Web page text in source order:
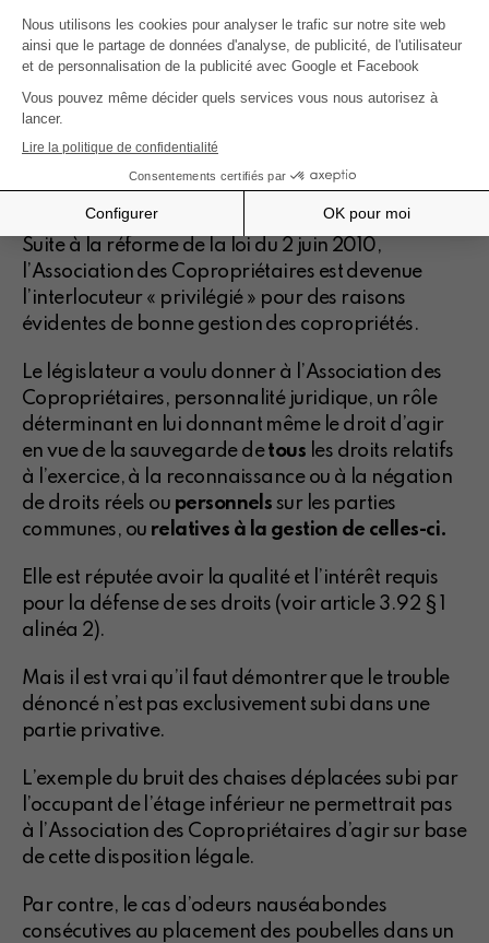
Quelles sont les règles à suivre pour
convoquer une assemblée générale ?
Comment mettre un point à l'ordre du jour ?
Comme
Commander
Suite à la réforme de la loi du 2 juin 2010,
l’Association des Copropriétaires est devenue
l’interlocuteur « privilégié » pour des raisons
évidentes de bonne gestion des copropriétés.
Le législateur a voulu donner à l’Association des
Copropriétaires, personnalité juridique, un rôle
déterminant en lui donnant même le droit d’agir
en vue de la sauvegarde detous les droits relatifs
à l’exercice, à la reconnaissance ou à la négation
de droits réels ou personnels sur les parties
communes, ou relatives à la gestion de celles-ci.
Elle est réputée avoir la qualité et l’intérêt requis
pour la défense de ses droits (voir article 3.92 § 1
alinéa 2).
Mais il est vrai qu’il faut démontrer que le trouble
dénoncé n’est pas exclusivement subi dans une
partie privative.
L’exemple du bruit des chaises déplacées subi par
l’occupant de l’étage inférieur ne permettrait pas
à l’Association des Copropriétaires d’agir sur base
de cette disposition légale.
Par contre, le cas d’odeurs nauséabondes
consécutives au placement des poubelles dans un